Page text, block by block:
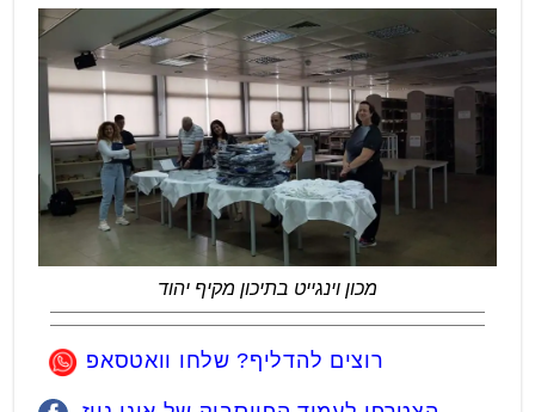
מכון וינגייט בתיכון מקיף יהוד
רוצים להדליף? שלחו וואטסאפ